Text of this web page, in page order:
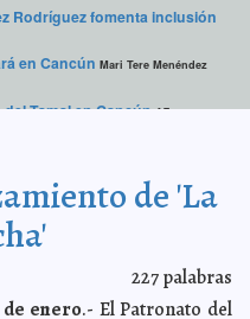
Rodríguez fomenta inclusión
en Cancún Mari Tere Menéndez
Tamal en Cancún A7
a los 300 mdp por
en Feria de Turismo en
que el IFE aplique la ley
Mari Tere Menéndez Monforte
ciclistas
Mari Tere Menéndez
de 'La
227palabras
enero.- El Patronato del